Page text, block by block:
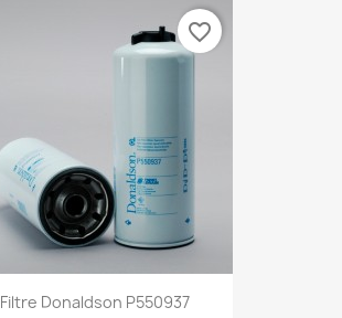
Filtre Donaldson P550937
favorite_border